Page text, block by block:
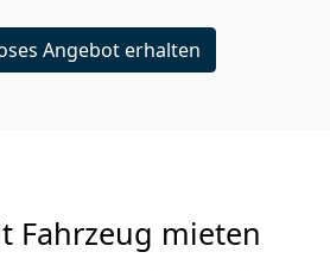
Angebot erhalten
Fahrzeug mieten